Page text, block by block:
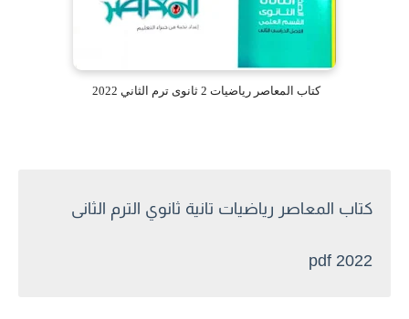
كتاب المعاصر رياضيات 2 ثانوى ترم الثاني 2022
كتاب المعاصر رياضيات تانية ثانوي الترم الثانى
2022 pdf